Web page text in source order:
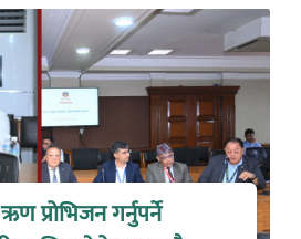
प्रोभिजन गर्नुपर्ने